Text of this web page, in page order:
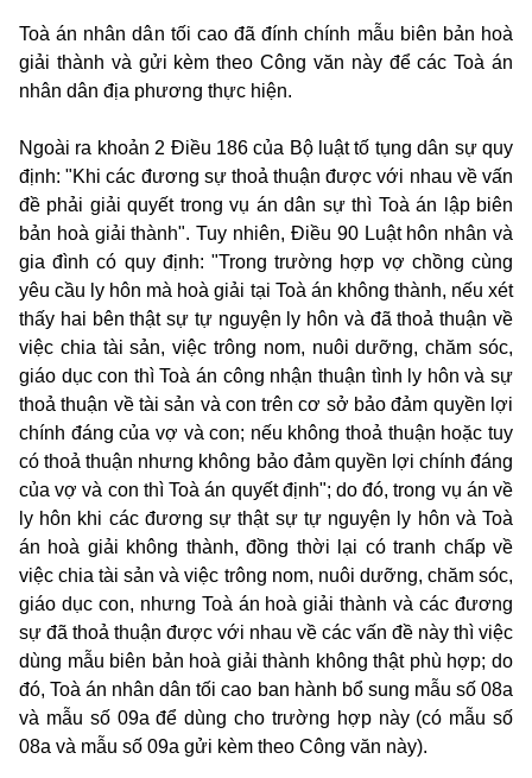
Toà án nhân dân tối cao đã đính chính mẫu biên bản hoà
giải thành và gửi kèm theo Công văn này để các Toà án
nhân dân địa phương thực hiện.
Ngoài ra khoản 2 Điều 186 của Bộ luật tố tụng dân sự quy
định: "Khi các đương sự thoả thuận được với nhau về vấn
đề phải giải quyết trong vụ án dân sự thì Toà án lập biên
bản hoà giải thành". Tuy nhiên, Điều 90 Luật hôn nhân và
gia đình có quy định: "Trong trường hợp vợ chồng cùng
yêu cầu ly hôn mà hoà giải tại Toà án không thành, nếu xét
thấy hai bên thật sự tự nguyện ly hôn và đã thoả thuận về
việc chia tài sản, việc trông nom, nuôi dưỡng, chăm sóc,
giáo dục con thì Toà án công nhận thuận tình ly hôn và sự
thoả thuận về tài sản và con trên cơ sở bảo đảm quyền lợi
chính đáng của vợ và con; nếu không thoả thuận hoặc tuy
có thoả thuận nhưng không bảo đảm quyền lợi chính đáng
của vợ và con thì Toà án quyết định"; do đó, trong vụ án về
ly hôn khi các đương sự thật sự tự nguyện ly hôn và Toà
án hoà giải không thành, đồng thời lại có tranh chấp về
việc chia tài sản và việc trông nom, nuôi dưỡng, chăm sóc,
giáo dục con, nhưng Toà án hoà giải thành và các đương
sự đã thoả thuận được với nhau về các vấn đề này thì việc
dùng mẫu biên bản hoà giải thành không thật phù hợp; do
đó, Toà án nhân dân tối cao ban hành bổ sung mẫu số 08a
và mẫu số 09a để dùng cho trường hợp này (có mẫu số
08a và mẫu số 09a gửi kèm theo Công văn này).